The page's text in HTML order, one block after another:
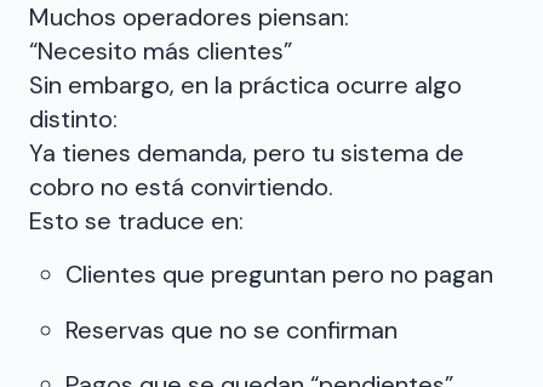
Muchos operadores piensan:
“Necesito más clientes”
Sin embargo, en la práctica ocurre algo
distinto:
Ya tienes demanda, pero tu sistema de
cobro no está convirtiendo.
Esto se traduce en:
Clientes que preguntan pero no pagan
Reservas que no se confirman